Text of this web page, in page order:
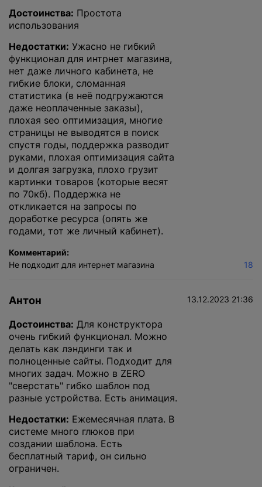
Достоинства: Простота
использования
Недостатки: Ужасно не гибкий
функционал для интрнет магазина,
нет даже личного кабинета, не
гибкие блоки, сломанная
статистика (в неё подгружаются
даже неоплаченные заказы),
плохая seo оптимизация, многие
страницы не выводятся в поиск
спустя годы, поддержка разводит
руками, плохая оптимизация сайта
и долгая загрузка, плохо грузит
картинки товаров (которые весят
по 70кб). Поддержка не
откликается на запросы по
доработке ресурса (опять же
годами, тот же личный кабинет).
Комментарий:
Не подходит для интернет магазина
18
Антон 13.12.2023 21:36
Достоинства: Для конструктора
очень гибкий функционал. Можно
делать как лэндинги так и
полноценные сайты. Подходит для
многих задач. Можно в ZERO
"сверстать" гибко шаблон под
разные устройства. Есть анимация.
Недостатки: Ежемесячная плата. В
системе много глюков при
создании шаблона. Есть
бесплатный тариф, он сильно
ограничен.